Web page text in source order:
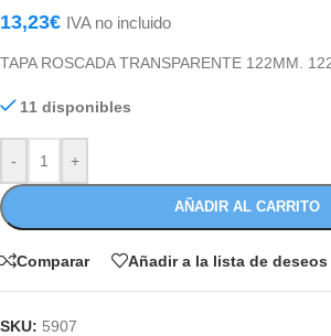
13,23€ IVA no incluido
TAPA ROSCADA TRANSPARENTE 122MM.
11 disponibles
- +
AÑADIR AL CARRITO
Comparar Añadir a la lista de deseos
SKU: 5907